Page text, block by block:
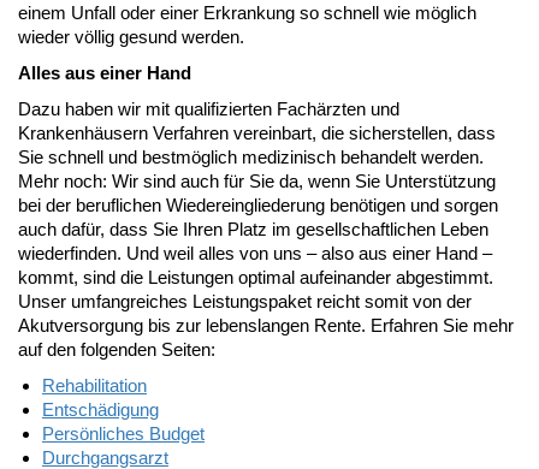
einem Unfall oder einer Erkrankung so schnell wie möglich
wieder völlig gesund werden.
Alles aus einer Hand
Dazu haben wir mit qualifizierten Fachärzten und
Krankenhäusern Verfahren vereinbart, die sicherstellen, dass
Sie schnell und bestmöglich medizinisch behandelt werden.
Mehr noch: Wir sind auch für Sie da, wenn Sie Unterstützung
bei der beruflichen Wiedereingliederung benötigen und sorgen
auch dafür, dass Sie Ihren Platz im gesellschaftlichen Leben
wiederfinden. Und weil alles von uns – also aus einer Hand –
kommt, sind die Leistungen optimal aufeinander abgestimmt.
Unser umfangreiches Leistungspaket reicht somit von der
Akutversorgung bis zur lebenslangen Rente. Erfahren Sie mehr
auf den folgenden Seiten:
Rehabilitation
Entschädigung
Persönliches Budget
Durchgangsarzt